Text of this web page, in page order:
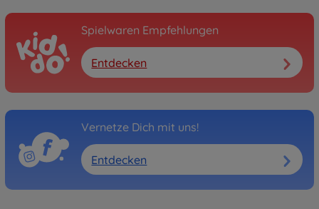
Spielwaren Empfehlungen
Entdecken
Vernetze Dich mit uns!
Entdecken